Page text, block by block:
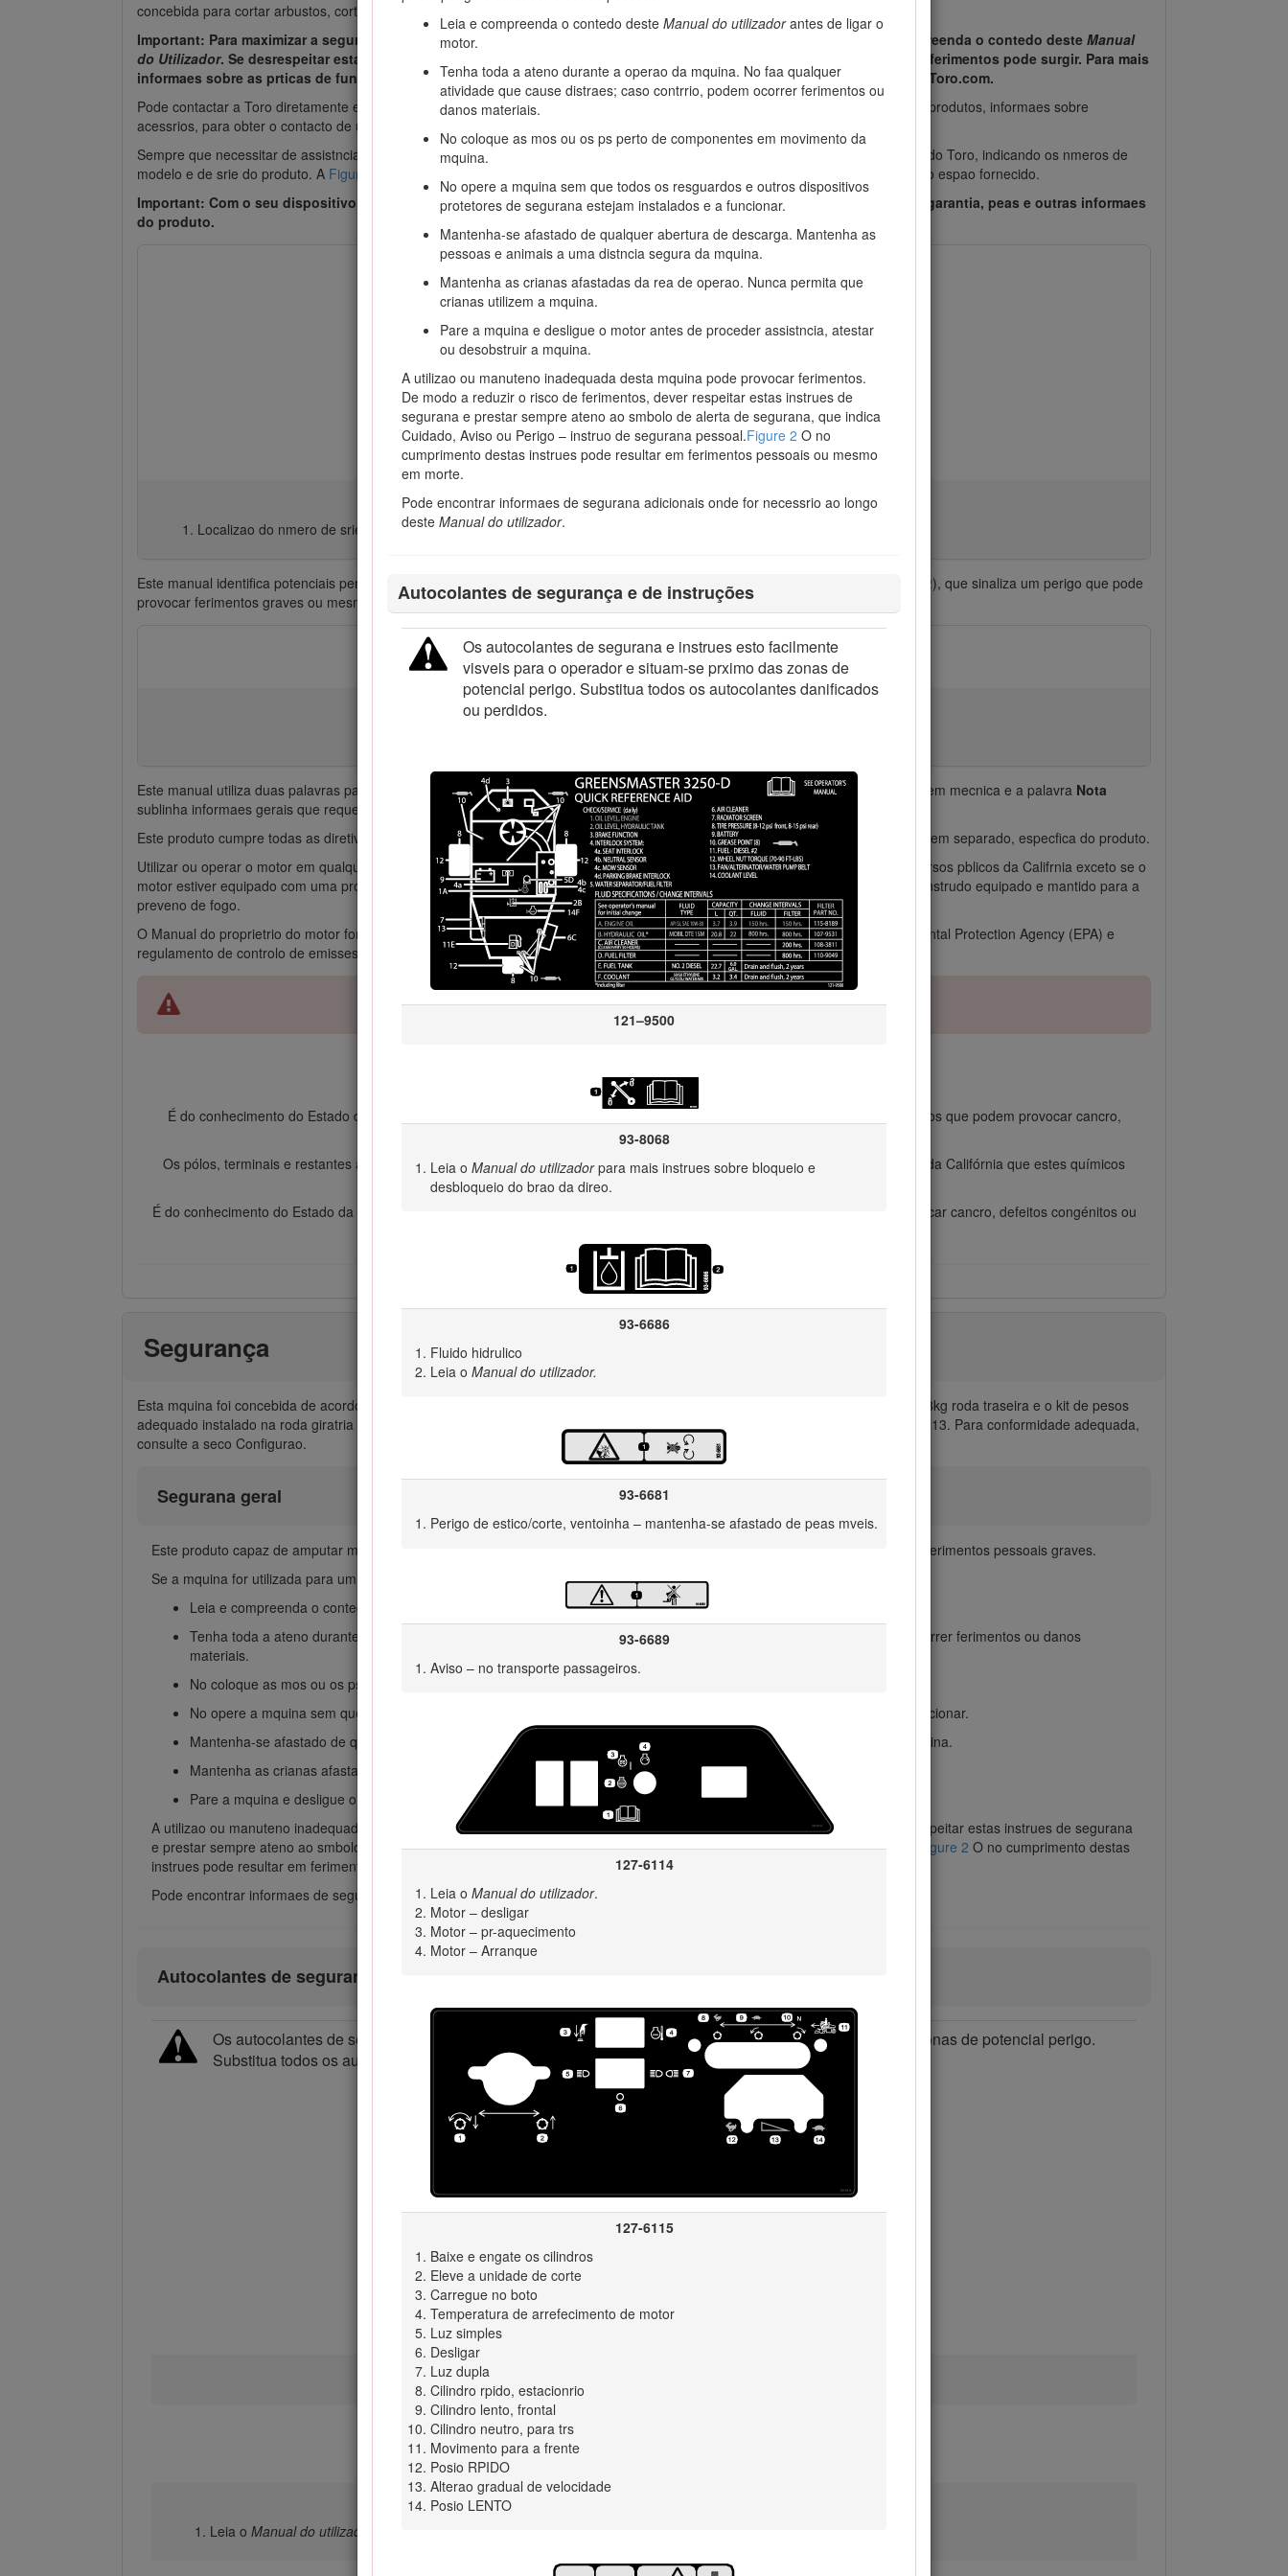
Leia e compreenda o contedo deste Manual do utilizadorantes de ligar o
motor.
Tenha toda a ateno durante a operao da mquina. No faa qualquer
atividade que cause distraes; caso contrrio, podem ocorrer ferimentos ou
danos materiais.
No coloque as mos ou os ps perto de componentes em movimento da
mquina.
No opere a mquina sem que todos os resguardos e outros dispositivos
protetores de segurana estejam instalados e a funcionar.
Mantenha-se afastado de qualquer abertura de descarga. Mantenha as
pessoas e animais a uma distncia segura da mquina.
Mantenha as crianas afastadas da rea de operao. Nunca permita que
crianas utilizem a mquina.
Pare a mquina e desligue o motor antes de proceder assistncia, atestar
ou desobstruir a mquina.
A utilizao ou manuteno inadequada desta mquina pode provocar ferimentos.
De modo a reduzir o risco de ferimentos, dever respeitar estas instrues de
segurana e prestar sempre ateno ao smbolo de alerta de segurana, que indica
Cuidado, Aviso ou Perigo – instruo de segurana pessoal.Figure 2 O no
cumprimento destas instrues pode resultar em ferimentos pessoais ou mesmo
em morte.
Pode encontrar informaes de segurana adicionais onde for necessrio ao longo
deste Manual do utilizador.
Autocolantes de segurança e de instruções
Os autocolantes de segurana e instrues esto facilmente
visveis para o operador e situam-se prximo das zonas de
potencial perigo. Substitua todos os autocolantes danificados
ou perdidos.
121–9500
93-8068
Leia o Manual do utilizadorpara mais instrues sobre bloqueio e
desbloqueio do brao da direo.
93-6686
Fluido hidrulico
Leia o Manual do utilizador.
93-6681
Perigo de estico/corte, ventoinha – mantenha-se afastado de peas mveis.
93-6689
Aviso – no transporte passageiros.
127-6114
Leia o Manual do utilizador.
Motor – desligar
Motor – pr-aquecimento
Motor – Arranque
127-6115
Baixe e engate os cilindros
Eleve a unidade de corte
Carregue no boto
Temperatura de arrefecimento de motor
Luz simples
Desligar
Luz dupla
Cilindro rpido, estacionrio
Cilindro lento, frontal
Cilindro neutro, para trs
Movimento para a frente
Posio RPIDO
Alterao gradual de velocidade
Posio LENTO
concebida para cortar arbustos, cortar relva e outras ervas ao longo de autoestradas nem para utilizaes agrcolas.
Important: Para maximizar a segurana, o desempenho e o funcionamento adequado da mquina, leia atentamente e compreenda o contedo deste Manual
do Utilizador. Se desrespeitar estas instrues de funcionamento ou a inexistncia de formao adequada, a possibilidade de ferimentos pode surgir. Para mais
informaes sobre as prticas de funcionamento seguro, incluindo dicas de segurana e materiais de formao, consulte www.Toro.com.
Pode contactar a Toro diretamente em www.Toro.com para obter informaes sobre materiais de formao de operao e segurana dos produtos, informaes sobre
acessrios, para obter o contacto de um representante ou para registar o seu produto.
Sempre que necessitar de assistncia, peas genunas Toro ou informaes adicionais, entre em contacto com um distribuidor autorizado Toro, indicando os nmeros de
modelo e de srie do produto. A Figure 1
mostra onde se encontram os nmeros de srie e modelo do produto. Escreva os nmeros no espao fornecido.
Important: Com o seu dispositivo mvel, pode ler o cdigo QR no autocolante do nmero de srie (se equipado) para aceder garantia, peas e outras informaes
do produto.
Figure 1
Localizao do nmero de srie e modelo
Este manual identifica potenciais perigos e tem mensagens de segurana identificadas pelo smbolo de alerta de segurana ( Figure 2), que sinaliza um perigo que pode
provocar ferimentos graves ou mesmo a morte, se no respeitar as precaues recomendadas.
Este manual utiliza duas palavras para destacar informaes. A palavraImportantechama a ateno para informaes especiais de ordem mecnica e a palavra Nota
sublinha informaes gerais que requerem especial ateno.
Este produto cumpre todas as diretivas europeias relevantes. Para mais informaes, consulte a folha de Declarao de conformidade em separado, especfica do produto.
Utilizar ou operar o motor em qualquer terreno com floresta, arbustos ou relva uma violao da seco 4442 ou 4443 do cdigo de recursos pblicos da Califrnia exceto se o
motor estiver equipado com uma proteo contra chamas, como definido na seco 4442, mantido em boas condies ou o motor for construdo equipado e mantido para a
preveno de fogo.
O Manual do proprietrio do motor fornecido para informaes acerca do sistema de emisses, manuteno e garantia da US Environmental Protection Agency (EPA) e
regulamento de controlo de emisses da Califrnia. A substituio pode ser solicitada atravs do fabricante do motor.
Aviso
Proposition 65 Warning
É do conhecimento do Estado da Califórnia que os gases de escape a alguns dos componentes deste veículo contêm químicos que podem provocar cancro,
defeitos congénitos ou outros problemas reprodutivos.
Os pólos, terminais e restantes acessórios da bateria contêm chumbo e derivados de chumbo; é do conhecimento do Estado da Califórnia que estes químicos
podem provocar cancro e problemas reprodutivos. Lave as mãos após a utilização.
É do conhecimento do Estado da Califórnia que a utilização deste produto pode causar exposição a químicos que podem provocar cancro, defeitos congénitos ou
Segurança
Esta mquina foi concebida de acordo com as normas ENISO5395:2013 e ANSIB71.4-2017 quando adicionada carga traseira de 18kg roda traseira e o kit de pesos
adequado instalado na roda giratria traseira. necessrio um kit de resguardos adicional para cumprimento da norma ENISO5395:2013. Para conformidade adequada,
consulte a seco Configurao.
Segurana geral
Este produto capaz de amputar mos e ps e projetar objetos. Respeite sempre todas as instrues de segurana, de modo a evitar ferimentos pessoais graves.
Se a mquina for utilizada para um fim diferente da sua utilizao prevista, poder pr em perigo o utilizador e outras pessoas.
Leia e compreenda o contedo deste
antes de ligar o motor.
Tenha toda a ateno durante a operao da mquina. No faa qualquer atividade que cause distraes; caso contrrio, podem ocorrer ferimentos ou danos
materiais.
No coloque as mos ou os ps perto de componentes em movimento da mquina.
No opere a mquina sem que todos os resguardos e outros dispositivos protetores de segurana estejam instalados e a funcionar.
Mantenha-se afastado de qualquer abertura de descarga. Mantenha as pessoas e animais a uma distncia segura da mquina.
Mantenha as crianas afastadas da rea de operao. Nunca permita que crianas utilizem a mquina.
Pare a mquina e desligue o motor antes de proceder assistncia, atestar ou desobstruir a mquina.
A utilizao ou manuteno inadequada desta mquina pode provocar ferimentos. De modo a reduzir o risco de ferimentos, dever respeitar estas instrues de segurana
e prestar sempre ateno ao smbolo de alerta de segurana, que indica Cuidado, Aviso ou Perigo – instruo de segurana pessoal.
Figure 2 O no cumprimento destas
instrues pode resultar em ferimentos pessoais ou mesmo em morte.
Pode encontrar informaes de segurana adicionais onde for necessrio ao longo deste
Autocolantes de segurança e de instruções
Os autocolantes de segurana e instrues esto facilmente visveis para o operador e situam-se prximo das zonas de potencial perigo.
Substitua todos os autocolantes danificados ou perdidos.
Leia o Manual do utilizador